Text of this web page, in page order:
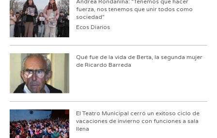
fuerza, nos tenemos que unir todos como
sociedad"
Ecos Diarios
Qué fue de la vida de Berta, la segunda mujer
de Ricardo Barreda
El Teatro Municipal cerró un exitoso ciclo de
vacaciones de invierno con funciones a sala
llena